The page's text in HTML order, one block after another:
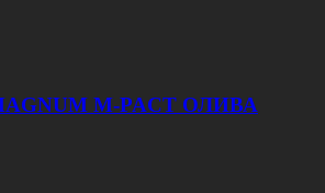
M-PACT ОЛИВА